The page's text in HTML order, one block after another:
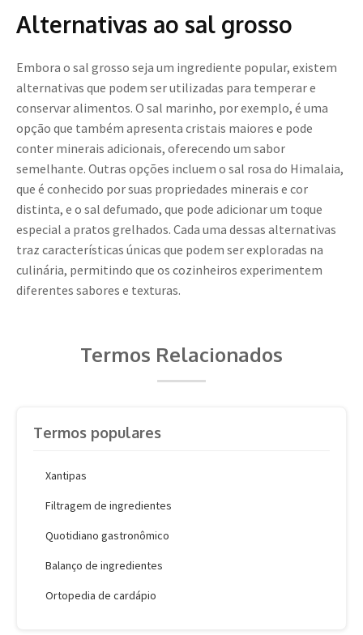
Alternativas ao sal grosso
Embora o sal grosso seja um ingrediente popular, existem
alternativas que podem ser utilizadas para temperar e
conservar alimentos. O sal marinho, por exemplo, é uma
opção que também apresenta cristais maiores e pode
conter minerais adicionais, oferecendo um sabor
semelhante. Outras opções incluem o sal rosa do Himalaia,
que é conhecido por suas propriedades minerais e cor
distinta, e o sal defumado, que pode adicionar um toque
especial a pratos grelhados. Cada uma dessas alternativas
traz características únicas que podem ser exploradas na
culinária, permitindo que os cozinheiros experimentem
diferentes sabores e texturas.
Termos Relacionados
Termos populares
Xantipas
Filtragem de ingredientes
Quotidiano gastronômico
Balanço de ingredientes
Ortopedia de cardápio